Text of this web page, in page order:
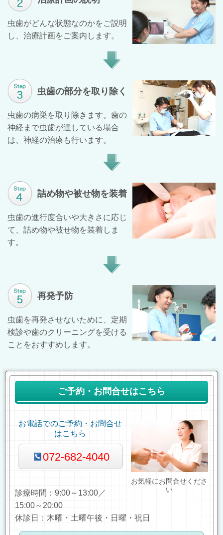
虫歯がどんな状態なのかをご説明
し、治療計画をご案内します。
虫歯の部分を取り除く
虫歯の病巣を取り除きます。歯の
神経まで虫歯が達している場合
は、神経の治療も行います。
詰め物や被せ物を装着
虫歯の進行度合いや大きさに応じ
て、詰め物や被せ物を装着しま
す。
再発予防
虫歯を再発させないために、定期
検診や歯のクリーニングを受ける
ことをおすすめします。
ご予約・お問合せはこちら
お気軽にお問合せくださ
い
お電話でのご予約・お問合せ
はこちら
072-682-4040
診療時間：9:00～13:00／
15:00～20:00
休診日：木曜・ 土曜午後 ・日曜・祝日